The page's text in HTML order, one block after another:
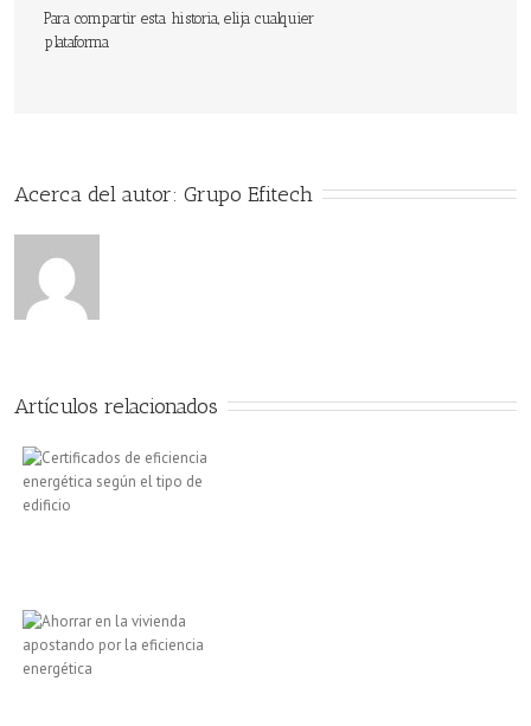
de
Para compartir esta historia, elija cualquier
plataforma
Acerca del autor: Grupo Efitech
Artículos relacionados